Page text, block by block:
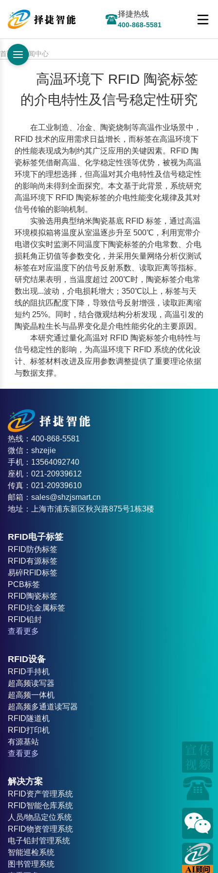
择捷热线
400-868-5581
首页 > 新闻中心
高温环境下 RFID 陶瓷标签
的介电特性及信号稳定性研究
在工业制造、冶金、陶瓷烧制等高温作业场景中，
RFID 技术的应用需求日益增长，而标签在高温环境下
的性能表现成为制约其广泛应用的关键因素。RFID 陶
瓷标签凭借耐高温、化学稳定性强等优势，被视为高温
环境下的理想选择，但高温对其介电特性及信号稳定性
的影响尚未得到全面探究。本文基于此背景，系统研究
高温环境下 RFID 陶瓷标签的介电性能变化规律及其对
信号传输的影响机制。
实验选用典型纳米陶瓷基底 RFID 标签 ，通过高温
环境模拟箱将温度从室温逐步升至 500℃，利用宽带介
电谱仪实时监测不同温度下陶瓷标签的介电常数、介电
损耗角正切值等参数变化，并采用矢量网络分析仪测试
标签在对应温度下的信号反射系数、读取距离等指标。
研究结果表明，当温度超过 200℃时，陶瓷标签介电常
数出现...波动，介电损耗增大；350℃以上，标签与天
线的阻抗匹配度下降，导致信号反射增强，读取距离缩
短约 25%。同时，结合微观结构分析发现，高温引发的
陶瓷晶粒生长与晶界变化是介电性能劣化的主要原因。
本研究通过量化高温对 RFID 陶瓷标签介电特性与
信号稳定性的影响，为高温环境下 RFID 系统的优化设
计、标签材料改进及应用参数调整提供了重要理论依据
与数据支撑。
热线：400-868-5581
微信：shzejie
手机：13564092740
座机：021-20939612
传真：021-20939610
邮箱：sales@shzjsmart.cn
地址：上海市浦东新区秋兴路875号1栋3楼
RFID电子标签
RFID防伪标签
RFID有源标签
易碎RFID标签
PCB标签
RFID陶瓷标签
RFID抗金属标签
RFID铅封
查看更多
RFID设备
RFID手持机
超高频读写器
超高频一体机
超高频多通道读写器
RFID隧道机
RFID打印机
有源基站
查看更多
解决方案
RFID资产管理系统
RFID智能仓库系统
人员/物品定位系统
RFID物资管理系统
电子铅封管理系统
智能巡检系统
图书管理系统